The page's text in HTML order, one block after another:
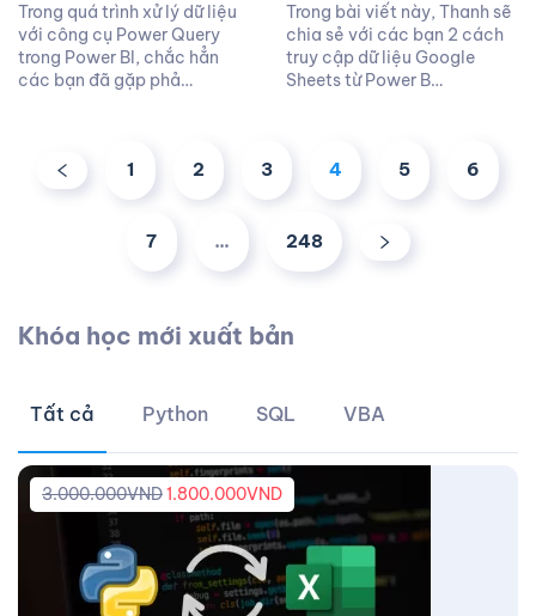
Trong quá trình xử lý dữ liệu
với công cụ Power Query
trong Power BI, chắc hẳn
các bạn đã gặp phả…
Trong bài viết này, Thanh sẽ
chia sẻ với các bạn 2 cách
truy cập dữ liệu Google
Sheets từ Power B…
1 2 3 4 5 6
7 … 248
Khóa học mới xuất bản
Tất cả Python SQL VBA
3.000.000VND1.800.000VND